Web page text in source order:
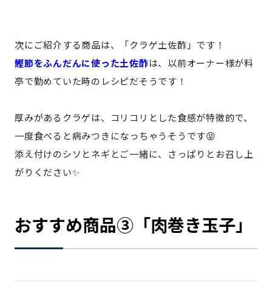
次にご紹介する商品は、「クラゲ土佐酢」です！
鰹節をふんだんに使った土佐酢は、以前オーナー様が料
亭で勤めていた時のレシピだそうです！
厚みがあるクラゲは、コリコリとした食感が特徴的で、
一度食べると病みつきになっちゃうそうです😝
添え付けのシソとネギとご一緒に、さっぱりとお召し上
がりください✨
おすすめ商品③「肉巻き玉子」